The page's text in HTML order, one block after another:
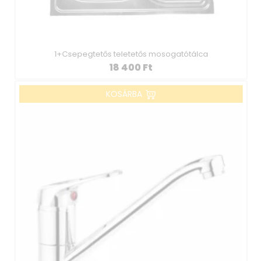
1+Csepegtetős teletetős mosogatótálca
18 400 Ft
KOSÁRBA